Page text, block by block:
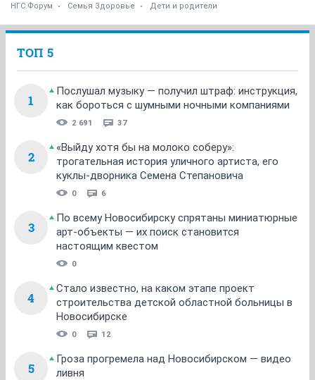
НГС.Форум Семья Здоровье Дети и родители
ТОП 5
1
Послушал музыку — получил штраф: инструкция,
как бороться с шумными ночными компаниями
2 691 37
2
«Выйду хотя бы на молоко соберу»:
трогательная история уличного артиста, его
куклы-дворника Семена Степановича
0 6
3
По всему Новосибирску спрятаны миниатюрные
арт-объекты — их поиск становится
настоящим квестом
0
4
Стало известно, на каком этапе проект
строительства детской областной больницы в
Новосибирске
0 12
5
Гроза прогремела над Новосибирском — видео
ливня